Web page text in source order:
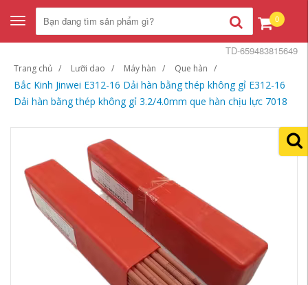
Toggle
navigation
0
Trang chủ Lưỡi dao Máy hàn Que hàn
Bắc Kinh Jinwei E312-16 Dải hàn bằng thép không gỉ E312-16
Dải hàn bằng thép không gỉ 3.2/4.0mm que hàn chịu lực 7018
TD-659483815649